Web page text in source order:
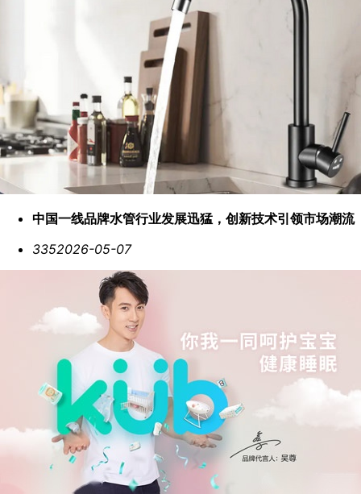
中国一线品牌水管行业发展迅猛，创新技术引领市场潮流
3352026-05-07